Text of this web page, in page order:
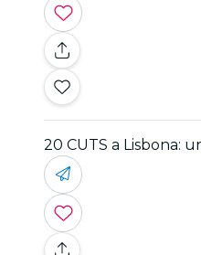
20 CUTS a Lisbona: